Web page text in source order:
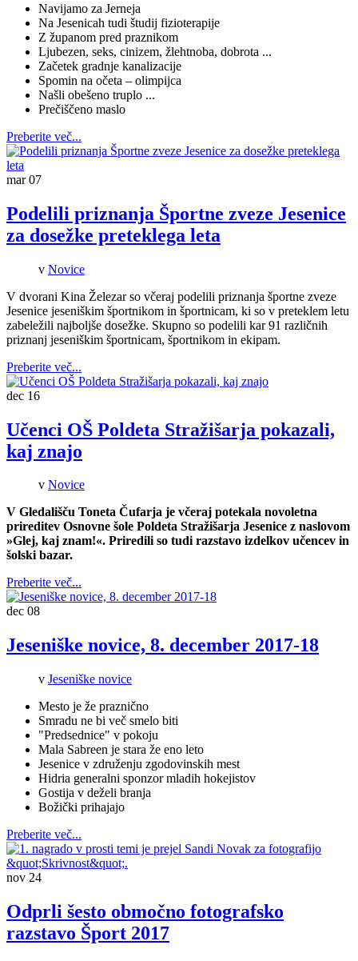
Navijamo za Jerneja
Na Jesenicah tudi študij fizioterapije
Z županom pred praznikom
Ljubezen, seks, cinizem, žlehtnoba, dobrota ...
Začetek gradnje kanalizacije
Spomin na očeta – olimpijca
Našli obešeno truplo ...
Prečiščeno maslo
Preberite več...
mar07
Podelili priznanja Športne zveze Jesenice
za dosežke preteklega leta
v Novice
V dvorani Kina Železar so včeraj podelili priznanja športne zveze
Jesenice jeseniškim športnikom in športnicam, ki so v preteklem letu
zabeležili najboljše dosežke. Skupno so podelili kar 91 različnih
priznanj jeseniškim športnicam, športnikom in ekipam.
Preberite več...
dec 16
Učenci OŠ Poldeta Stražišarja pokazali,
kaj znajo
v Novice
V Gledališču Toneta Čufarja je včeraj potekala novoletna
prireditev Osnovne šole Poldeta Stražišarja Jesenice z naslovom
»Glej, kaj znam!«. Priredili so tudi razstavo izdelkov učencev in
šolski bazar.
Preberite več...
dec 08
Jeseniške novice, 8. december 2017-18
v Jeseniške novice
Mesto je že praznično
Smradu ne bi več smelo biti
"Predsednice" v pokoju
Mala Sabreen je stara že eno leto
Jesenice v združenju zgodovinskih mest
Hidria generalni sponzor mladih hokejistov
Gostija v deželi branja
Božički prihajajo
Preberite več...
nov 24
Odprli šesto območno fotografsko
razstavo Šport 2017